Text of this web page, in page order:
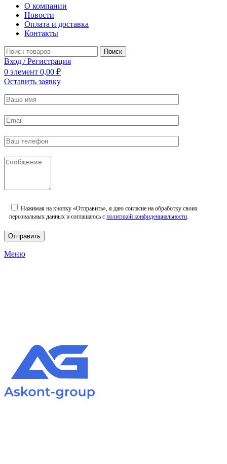
О компании
Новости
Оплата и доставка
Контакты
Поиск
Вход / Регистрация
0 элемент 0,00 ₽
Оставить заявку
Нажимая на кнопку «Отправить», я даю согласие на обработку своих
персональных данных и соглашаюсь с политикой конфиденциальности
Меню